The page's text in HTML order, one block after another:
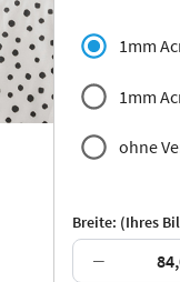
Jersey
1mm
1mm
ohne
Breite: (Ihres
−